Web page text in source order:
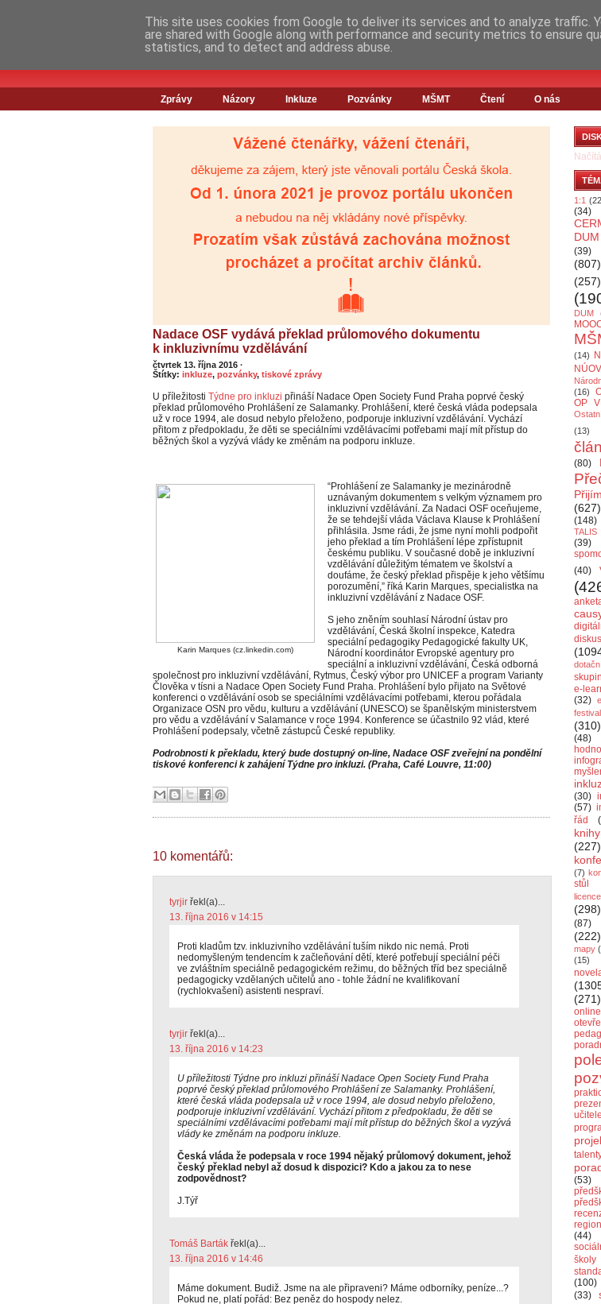
Zprávy Názory Inkluze Pozvánky MŠMT Čtení O nás
Nadace OSF vydává překlad průlomového dokumentu
k inkluzivnímu vzdělávání
čtvrtek 13. října 2016 ·
Štítky: inkluze, pozvánky, tiskové zprávy
U příležitosti Týdne pro inkluzi přináší Nadace Open Society Fund Praha poprvé český
překlad průlomového Prohlášení ze Salamanky. Prohlášení, které česká vláda podepsala
už v roce 1994, ale dosud nebylo přeloženo, podporuje inkluzivní vzdělávání. Vychází
přitom z předpokladu, že děti se speciálními vzdělávacími potřebami mají mít přístup do
běžných škol a vyzývá vlády ke změnám na podporu inkluze.
Karin Marques (cz.linkedin.com)
“Prohlášení ze Salamanky je mezinárodně
uznávaným dokumentem s velkým významem pro
inkluzivní vzdělávání. Za Nadaci OSF oceňujeme,
že se tehdejší vláda Václava Klause k Prohlášení
přihlásila. Jsme rádi, že jsme nyní mohli podpořit
jeho překlad a tím Prohlášení lépe zpřístupnit
českému publiku. V současné době je inkluzivní
vzdělávání důležitým tématem ve školství a
doufáme, že český překlad přispěje k jeho většímu
porozumění,” říká Karin Marques, specialistka na
inkluzivní vzdělávání z Nadace OSF.
S jeho zněním souhlasí Národní ústav pro
vzdělávání, Česká školní inspekce, Katedra
speciální pedagogiky Pedagogické fakulty UK,
Národní koordinátor Evropské agentury pro
speciální a inkluzivní vzdělávání, Česká odborná
společnost pro inkluzivní vzdělávání, Rytmus, Český výbor pro UNICEF a program Varianty
Člověka v tísni a Nadace Open Society Fund Praha. Prohlášení bylo přijato na Světové
konferenci o vzdělávání osob se speciálními vzdělávacími potřebami, kterou pořádala
Organizace OSN pro vědu, kulturu a vzdělávání (UNESCO) se španělským ministerstvem
pro vědu a vzdělávání v Salamance v roce 1994. Konference se účastnilo 92 vlád, které
Prohlášení podepsaly, včetně zástupců České republiky.
Podrobnosti k překladu, který bude dostupný on-line, Nadace OSF zveřejní na pondělní
tiskové konferenci k zahájení Týdne pro inkluzi. (Praha, Café Louvre, 11:00)
10 komentářů:
tyrjir řekl(a)...
13. října 2016 v 14:15
Proti kladům tzv. inkluzivního vzdělávání tuším nikdo nic nemá. Proti
nedomyšleným tendencím k začleňování dětí, které potřebují speciální péči
ve zvláštním speciálně pedagogickém režimu, do běžných tříd bez speciálně
pedagogicky vzdělaných učitelů ano - tohle žádní ne kvalifikovaní
(rychlokvašení) asistenti nespraví.
tyrjir řekl(a)...
13. října 2016 v 14:23
U příležitosti Týdne pro inkluzi přináší Nadace Open Society Fund Praha
poprvé český překlad průlomového Prohlášení ze Salamanky. Prohlášení,
které česká vláda podepsala už v roce 1994, ale dosud nebylo přeloženo,
podporuje inkluzivní vzdělávání. Vychází přitom z předpokladu, že děti se
speciálními vzdělávacími potřebami mají mít přístup do běžných škol a vyzývá
vlády ke změnám na podporu inkluze.
Česká vláda že podepsala v roce 1994 nějaký průlomový dokument, jehož
český překlad nebyl až dosud k dispozici? Kdo a jakou za to nese
zodpovědnost?
J.Týř
Tomáš Barták řekl(a)...
13. října 2016 v 14:46
Máme dokument. Budiž. Jsme na ale připraveni? Máme odborníky, peníze...?
Pokud ne, platí pořád: Bez peněz do hospody nelez.
1:1
(34)
DUM
(39)
(807)
(257)
DUM
(14)
NÚOV
(16)
OP
(13)
(80)
(627)
(148)
TALIS
(39)
(40)
e-
(32)
festival
(310)
(48)
(30)
(57)
řád
knihy
(227)
(7)
stůl
licence
(298)
(87)
(222)
mapy
(15)
(271)
online
učitele
(53)
(44)
školy
(100)
(33)
This site uses cookies from Google to deliver its services and to analyze traffic.
are shared with Google along with performance and security metrics to ensure
statistics, and to detect and address abuse.